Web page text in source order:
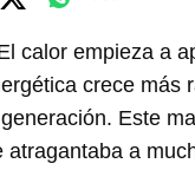
calor empieza a
crece más
Este
atragantaba a